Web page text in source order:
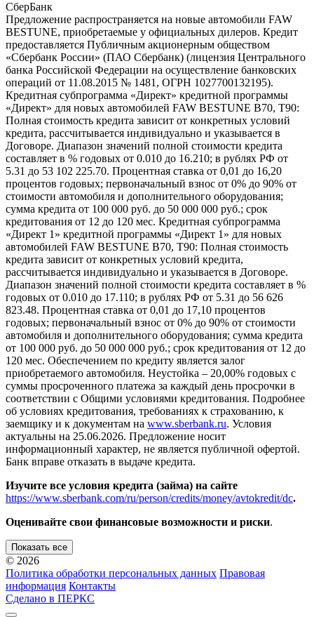
СберБанк
Предложение распространяется на новые автомобили FAW
BESTUNE, приобретаемые у официальных дилеров. Кредит
предоставляется Публичным акционерным обществом
«Сбербанк России» (ПАО Сбербанк) (лицензия Центрального
банка Российской Федерации на осуществление банковских
операций от 11.08.2015 № 1481, ОГРН 1027700132195).
Кредитная субпрограмма «Директ» кредитной программы
«Директ» для новых автомобилей FAW BESTUNE B70, T90:
Полная стоимость кредита зависит от конкретных условий
кредита, рассчитывается индивидуально и указывается в
Договоре. Диапазон значений полной стоимости кредита
составляет в % годовых от 0.010 до 16.210; в рублях РФ от
5.31 до 53 102 225.70. Процентная ставка от 0,01 до 16,20
процентов годовых; первоначальный взнос от 0% до 90% от
стоимости автомобиля и дополнительного оборудования;
сумма кредита от 100 000 руб. до 50 000 000 руб.; срок
кредитования от 12 до 120 мес. Кредитная субпрограмма
«Директ 1» кредитной программы «Директ 1» для новых
автомобилей FAW BESTUNE B70, T90: Полная стоимость
кредита зависит от конкретных условий кредита,
рассчитывается индивидуально и указывается в Договоре.
Диапазон значений полной стоимости кредита составляет в %
годовых от 0.010 до 17.110; в рублях РФ от 5.31 до 56 626
823.48. Процентная ставка от 0,01 до 17,10 процентов
годовых; первоначальный взнос от 0% до 90% от стоимости
автомобиля и дополнительного оборудования; сумма кредита
от 100 000 руб. до 50 000 000 руб.; срок кредитования от 12 до
120 мес. Обеспечением по кредиту является залог
приобретаемого автомобиля. Неустойка – 20,00% годовых с
суммы просроченного платежа за каждый день просрочки в
соответствии с Общими условиями кредитования. Подробнее
об условиях кредитования, требованиях к страхованию, к
заемщику и к документам на www.sberbank.ru. Условия
актуальны на 25.06.2026. Предложение носит
информационный характер, не является публичной офертой.
Банк вправе отказать в выдаче кредита.
Изучите все условия кредита (займа) на сайте
https://www.sberbank.com/ru/person/credits/money/avtokredit/dc.
Оценивайте свои финансовые возможности и риски.
Показать все
© 2026
Политика обработки персональных данных Правовая
информация Контакты
Сделано в ПЕРКС